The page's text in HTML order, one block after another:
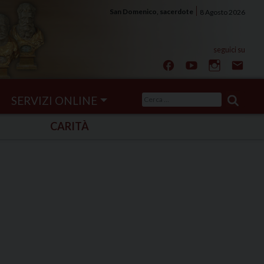
8 Agosto 2026
San Domenico, sacerdote
SERVIZI ONLINE
per:
CARITÀ